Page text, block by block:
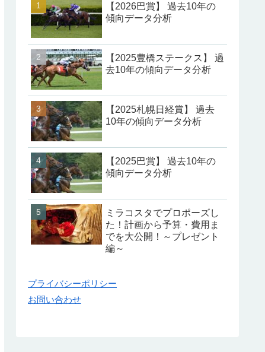
【2026巴賞】 過去10年の
傾向データ分析
【2025豊橋ステークス】 過
去10年の傾向データ分析
【2025札幌日経賞】 過去
10年の傾向データ分析
【2025巴賞】 過去10年の
傾向データ分析
ミラコスタでプロポーズし
た！計画から予算・費用ま
でを大公開！～プレゼント
編～
プライバシーポリシー
お問い合わせ